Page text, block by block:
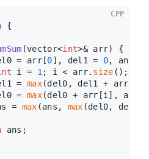
{
(vector<int>& arr)
{
= arr[0], del1 = 0, ans
i = 1 ; i < arr. size ();
=
max(del0, del1 +
=
max(del0 + arr[i],
=
max (ans, max (del0,
ans;
CPP